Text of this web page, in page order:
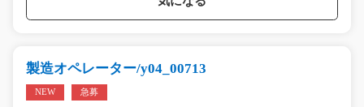
製造オペレーター/y04_00713
NEW 急募